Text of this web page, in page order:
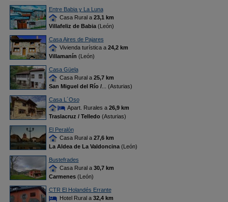
Entre Babia y La Luna
Casa Rural a 23,1 km
Villafeliz de Babia(León)
Casa Aires de Pajares
Vivienda turística a 24,2 km
Villamanín (León)
Casa Güela
Casa Rural a 25,7 km
San Miguel del Río /... (Asturias)
Casa L´Oso
Apart. Rurales a 26,9 km
Traslacruz / Telledo(Asturias)
El Peralón
Casa Rural a 27,6 km
La Aldea de La Valdoncina(León)
Bustefrades
Casa Rural a 30,7 km
Carmenes(León)
CTR El Holandés Errante
Hotel Rural a 32,4 km